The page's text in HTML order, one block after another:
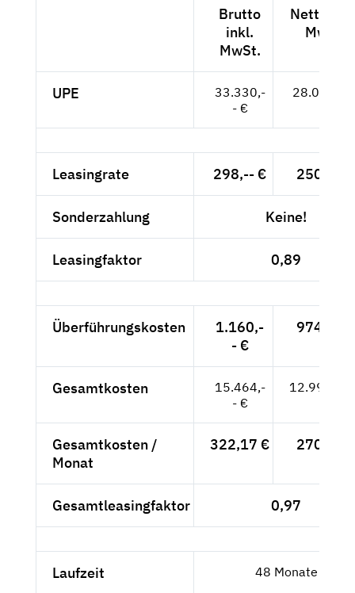
Brutto
inkl.
MwSt.
Netto
MwSt.
UPE
33.330,-
- €
28.008,--
Leasingrate 298,-- € 250,42 €
Sonderzahlung Keine!
Leasingfaktor 0,89
Überführungskosten
1.160,-
- €
974,79 €
Gesamtkosten
15.464,-
- €
12.994,96
Gesamtkosten /
Monat
322,17 € 270,73 €
Gesamtleasingfaktor 0,97
Laufzeit 48 Monate